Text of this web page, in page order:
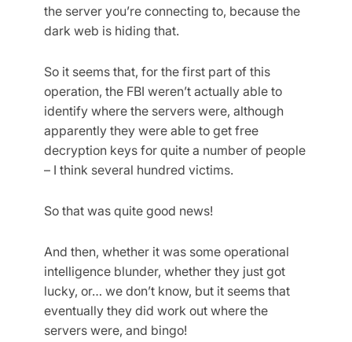
the server you’re connecting to, because the
dark web is hiding that.
So it seems that, for the first part of this
operation, the FBI weren’t actually able to
identify where the servers were, although
apparently they were able to get free
decryption keys for quite a number of people
– I think several hundred victims.
So that was quite good news!
And then, whether it was some operational
intelligence blunder, whether they just got
lucky, or… we don’t know, but it seems that
eventually they did work out where the
servers were, and bingo!